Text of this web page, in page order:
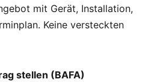
mit Gerät, Installation,
Keine versteckten
stellen (BAFA)